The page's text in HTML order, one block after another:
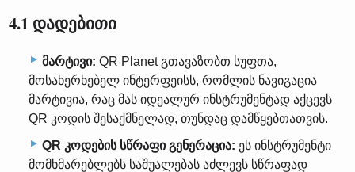
4.1 დადებითი
მარტივი: QR Planet გთავაზობთ სუფთა,
მოსახერხებელ ინტერფეისს, რომლის ნავიგაცია
მარტივია, რაც მას იდეალურ ინსტრუმენტად აქცევს
QR კოდის შესაქმნელად, თუნდაც დამწყებთათვის.
QR კოდების სწრაფი გენერაცია: ეს ინსტრუმენტი
მომხმარებლებს საშუალებას აძლევს სწრაფად